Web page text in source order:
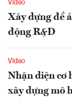
Video
Xây dựng đề
động R&D
Video
Nhận diện cơ
xây dựng mô